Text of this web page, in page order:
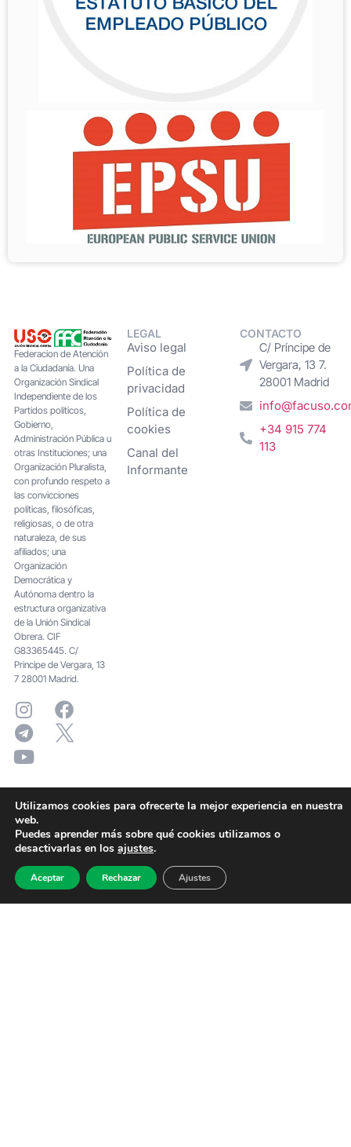
Federacion de Atención
a la Ciudadanía. Una
Organización Sindical
Independiente de los
Partidos políticos,
Gobierno,
Administración Pública u
otras Instituciones; una
Organización Pluralista,
con profundo respeto a
las convicciones
políticas, filosóficas,
religiosas, o de otra
naturaleza, de sus
afiliados; una
Organización
Democrática y
Autónoma dentro la
estructura organizativa
de la Unión Sindical
Obrera. CIF
G83365445. C/
Principe de Vergara, 13
7 28001 Madrid.
LEGAL
Aviso legal
Política de
privacidad
Política de
cookies
Canal del
Informante
CONTACTO
C/ Príncipe de
Vergara, 13 7.
28001 Madrid
+34 915 774
113
Utilizamos cookies para ofrecerte la mejor experiencia en nuestra
web.
Puedes aprender más sobre qué cookies utilizamos o
desactivarlas en los ajustes.
Aceptar Rechazar Ajustes